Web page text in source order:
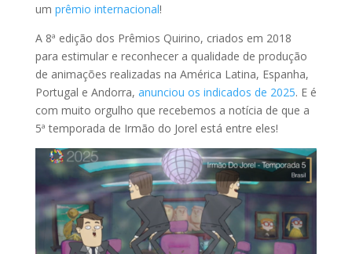
um prêmio internacional!
A 8ª edição dos Prêmios Quirino, criados em 2018
para estimular e reconhecer a qualidade de produção
de animações realizadas na América Latina, Espanha,
Portugal e Andorra, anunciou os indicados de 2025. E é
com muito orgulho que recebemos a notícia de que a
5ª temporada de Irmão do Jorel está entre eles!